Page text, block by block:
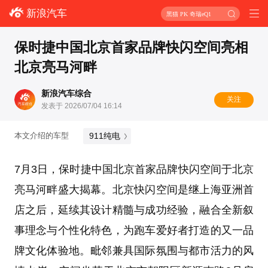
新浪汽车 黑猫 PK 奇瑞eQ1
保时捷中国北京首家品牌快闪空间亮相
北京亮马河畔
新浪汽车综合
发表于 2026/07/04 16:14
关注
本文介绍的车型 911纯电
7月3日，保时捷中国北京首家品牌快闪空间于北京
亮马河畔盛大揭幕。北京快闪空间是继上海亚洲首
店之后，延续其设计精髓与成功经验，融合全新叙
事理念与个性化特色，为跑车爱好者打造的又一品
牌文化体验地。毗邻兼具国际氛围与都市活力的风